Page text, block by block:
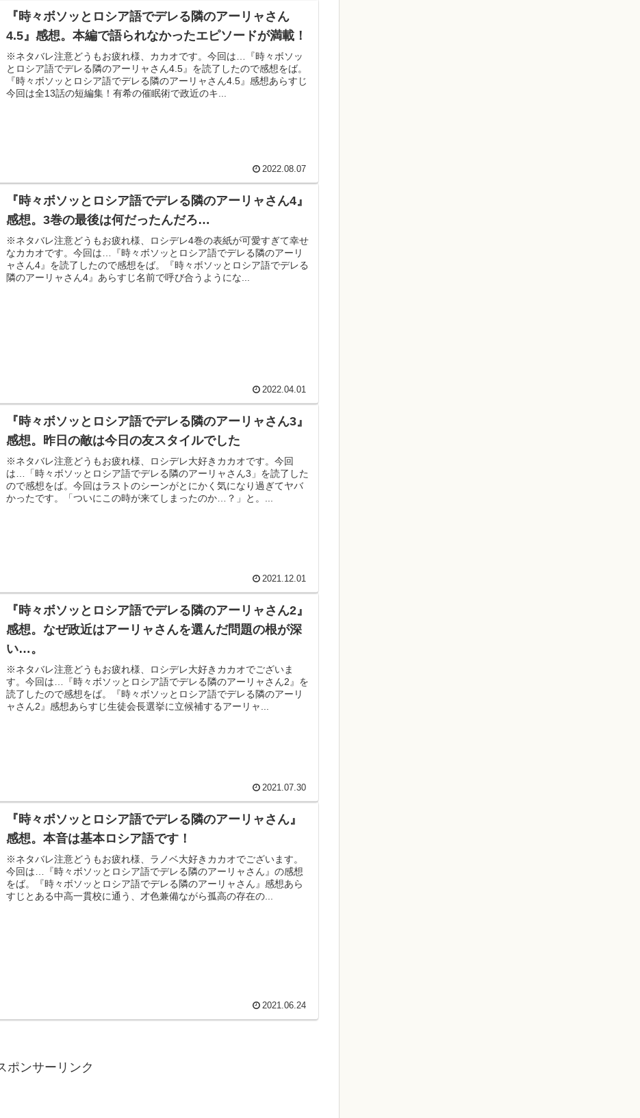
『時々ボソッとロシア語でデレる隣のアーリャさん
4.5』感想。本編で語られなかったエピソードが満載！
※ネタバレ注意どうもお疲れ様、カカオです。今回は…『時々ボソッ
とロシア語でデレる隣のアーリャさん4.5』を読了したので感想をば。
『時々ボソッとロシア語でデレる隣のアーリャさん4.5』感想あらすじ
今回は全13話の短編集！有希の催眠術で政近のキ...
2022.08.07
『時々ボソッとロシア語でデレる隣のアーリャさん4』
感想。3巻の最後は何だったんだろ…
※ネタバレ注意どうもお疲れ様、ロシデレ4巻の表紙が可愛すぎて幸せ
なカカオです。今回は…『時々ボソッとロシア語でデレる隣のアーリ
ャさん4』を読了したので感想をば。『時々ボソッとロシア語でデレる
隣のアーリャさん4』あらすじ名前で呼び合うようにな...
2022.04.01
『時々ボソッとロシア語でデレる隣のアーリャさん3』
感想。昨日の敵は今日の友スタイルでした
※ネタバレ注意どうもお疲れ様、ロシデレ大好きカカオです。今回
は…「時々ボソッとロシア語でデレる隣のアーリャさん3」を読了した
ので感想をば。今回はラストのシーンがとにかく気になり過ぎてヤバ
かったです。「ついにこの時が来てしまったのか…？」と。...
2021.12.01
『時々ボソッとロシア語でデレる隣のアーリャさん2』
感想。なぜ政近はアーリャさんを選んだ問題の根が深
い…。
※ネタバレ注意どうもお疲れ様、ロシデレ大好きカカオでございま
す。今回は…『時々ボソッとロシア語でデレる隣のアーリャさん2』を
読了したので感想をば。『時々ボソッとロシア語でデレる隣のアーリ
ャさん2』感想あらすじ生徒会長選挙に立候補するアーリャ...
2021.07.30
『時々ボソッとロシア語でデレる隣のアーリャさん』
感想。本音は基本ロシア語です！
※ネタバレ注意どうもお疲れ様、ラノベ大好きカカオでございます。
今回は…『時々ボソッとロシア語でデレる隣のアーリャさん』の感想
をば。『時々ボソッとロシア語でデレる隣のアーリャさん』感想あら
すじとある中高一貫校に通う、才色兼備ながら孤高の存在の...
2021.06.24
ポンサーリンク